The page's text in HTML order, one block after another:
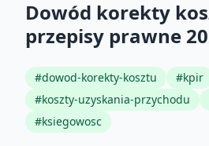
Dowód korekty
przepisy prawne
#dowod-korekty-kosztu #kpir
#koszty-uzyskania-przychodu
#ksiegowosc